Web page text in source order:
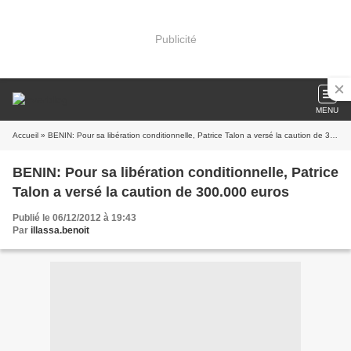
Publicité
MENU
Accueil » BENIN: Pour sa libération conditionnelle, Patrice Talon a versé la caution de 300.000 euros
BENIN: Pour sa libération conditionnelle, Patrice
Talon a versé la caution de 300.000 euros
Publié le 06/12/2012 à 19:43
Par illassa.benoit